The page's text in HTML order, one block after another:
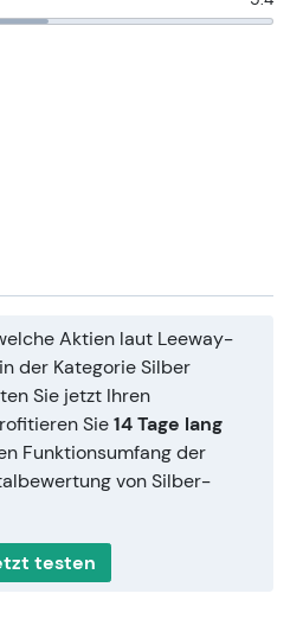
Aktien laut Leeway-
der Kategorie Silber
Sie jetzt Ihren
Sie14 Tage lang
Funktionsumfang der
von Silber-
testen